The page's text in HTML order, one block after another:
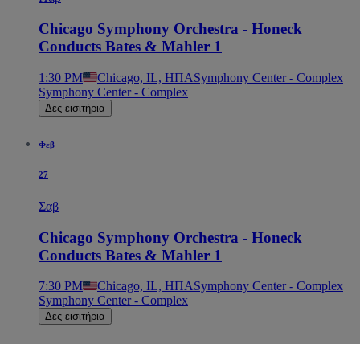
Chicago Symphony Orchestra - Honeck
Conducts Bates & Mahler 1
1:30 PM Chicago, IL, ΗΠΑSymphony Center - Complex
Symphony Center - Complex
Δες εισιτήρια
Φεβ
27
Σαβ
Chicago Symphony Orchestra - Honeck
Conducts Bates & Mahler 1
7:30 PM Chicago, IL, ΗΠΑSymphony Center - Complex
Symphony Center - Complex
Δες εισιτήρια